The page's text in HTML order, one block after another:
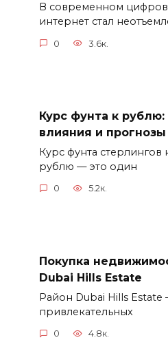
В современном
интернет стал
0 3.6к.
Курс фунта к
влияния и прогнозы
Курс фунта стерлингов
рублю — это один
0 5.2к.
Покупка
Dubai Hills Estate
Район Dubai Hills
привлекательных
0 4.8к.